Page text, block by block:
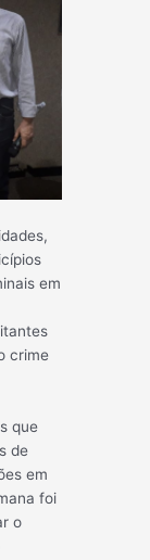
em
crime
que
de
em
foi
o